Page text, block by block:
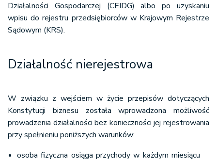
Działalności Gospodarczej (CEIDG) albo po uzyskaniu
wpisu do rejestru przedsiębiorców w Krajowym Rejestrze
Sądowym (KRS).
Działalność nierejestrowa
W związku z wejściem w życie przepisów dotyczących
Konstytucji biznesu została wprowadzona możliwość
prowadzenia działalności bez konieczności jej rejestrowania
przy spełnieniu poniższych warunków:
osoba fizyczna osiąga przychody w każdym miesiącu